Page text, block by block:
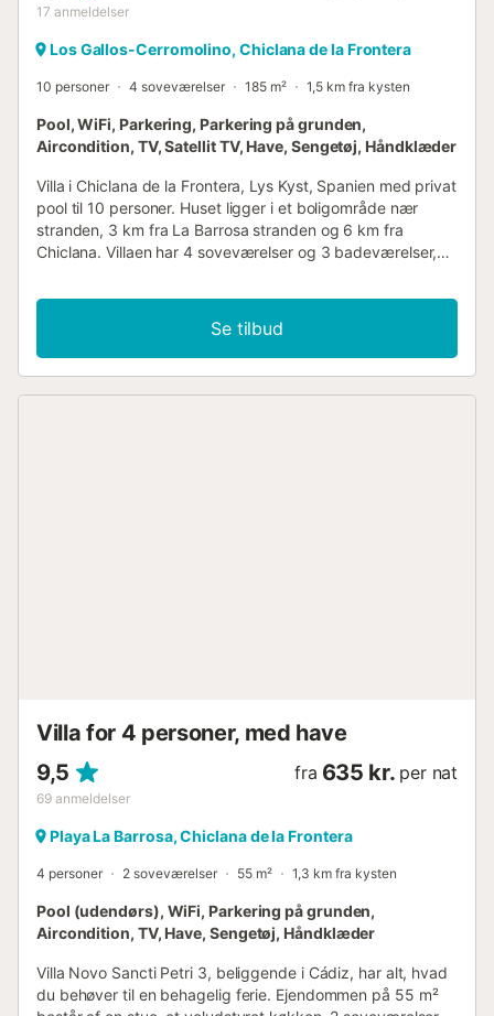
17 anmeldelser
Los Gallos-Cerromolino, Chiclana de la Frontera
10 personer 4 soveværelser 185 m² 1,5 km fra kysten
Pool, WiFi, Parkering, Parkering på grunden,
Aircondition, TV, Satellit TV, Have, Sengetøj, Håndklæder
Villa i Chiclana de la Frontera, Lys Kyst, Spanien med privat
pool til 10 personer. Huset ligger i et boligområde nær
stranden, 3 km fra La Barrosa stranden og 6 km fra
Chiclana. Villaen har 4 soveværelser og 3 badeværelser,
græsplænehave med træer. Den nærhed til stranden,
butikker, sportsaktiviteter, underholdningsmuligheder,
steder at gå ud, seværdigheder og kultur gør dette til en
fremragende villa at tilbringe din ferie i Spanien med
måler 8m x 4m og 2.1m dyb græsplænehave med træer
og havemøbl...
Se tilbud
Villa for 4 personer, med have
9,5
69 anmeldelser
fra 635 kr. per nat
Playa La Barrosa, Chiclana de la Frontera
4 personer 2 soveværelser 55 m² 1,3 km fra kysten
Pool (udendørs), WiFi, Parkering på grunden,
Aircondition, TV, Have, Sengetøj, Håndklæder
Villa Novo Sancti Petri 3, beliggende i Cádiz, har alt, hvad
du behøver til en behagelig ferie. Ejendommen på 55 m²